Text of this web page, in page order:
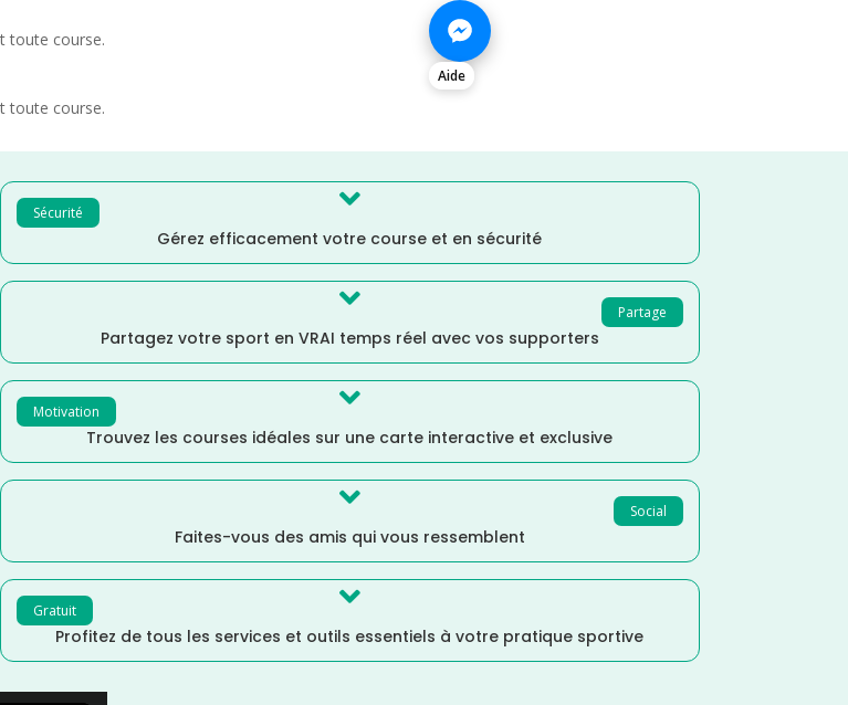
toute course.
toute course.
Aide
Sécurité 
Gérez efficacement votre course et en sécurité
Partage

Partagez votre sport en VRAI temps réel avec vos supporters
Motivation 
Trouvez les courses idéales sur une carte interactive et exclusive
Social

Faites-vous des amis qui vous ressemblent
Gratuit 
Profitez de tous les services et outils essentiels à votre pratique sportive